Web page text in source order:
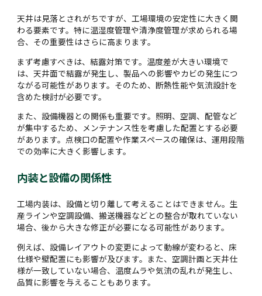
天井は見落とされがちですが、工場環境の安定性に大きく関
わる要素です。特に温湿度管理や清浄度管理が求められる場
合、その重要性はさらに高まります。
まず考慮すべきは、結露対策です。温度差が大きい環境で
は、天井面で結露が発生し、製品への影響やカビの発生につ
ながる可能性があります。そのため、断熱性能や気流設計を
含めた検討が必要です。
また、設備機器との関係も重要です。照明、空調、配管など
が集中するため、メンテナンス性を考慮した配置とする必要
があります。点検口の配置や作業スペースの確保は、運用段階
での効率に大きく影響します。
内装と設備の関係性
工場内装は、設備と切り離して考えることはできません。生
産ラインや空調設備、搬送機器などとの整合が取れていない
場合、後から大きな修正が必要になる可能性があります。
例えば、設備レイアウトの変更によって動線が変わると、床
仕様や壁配置にも影響が及びます。また、空調計画と天井仕
様が一致していない場合、温度ムラや気流の乱れが発生し、
品質に影響を与えることもあります。